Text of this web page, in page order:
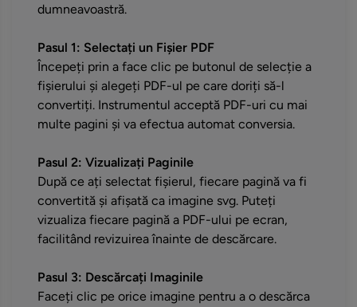
dumneavoastră.
Pasul 1: Selectați un Fișier PDF
Începeți prin a face clic pe butonul de selecție a
fișierului și alegeți PDF-ul pe care doriți să-l
convertiți. Instrumentul acceptă PDF-uri cu mai
multe pagini și va efectua automat conversia.
Pasul 2: Vizualizați Paginile
După ce ați selectat fișierul, fiecare pagină va fi
convertită și afișată ca imagine svg. Puteți
vizualiza fiecare pagină a PDF-ului pe ecran,
facilitând revizuirea înainte de descărcare.
Pasul 3: Descărcați Imaginile
Faceți clic pe orice imagine pentru a o descărca